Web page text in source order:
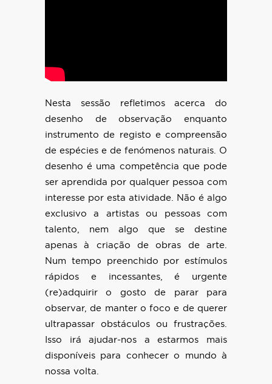
Nesta sessão refletimos acerca do
desenho de observação enquanto
instrumento de registo e compreensão
de espécies e de fenómenos naturais. O
desenho é uma competência que pode
ser aprendida por qualquer pessoa com
interesse por esta atividade. Não é algo
exclusivo a artistas ou pessoas com
talento, nem algo que se destine
apenas à criação de obras de arte.
Num tempo preenchido por estímulos
rápidos e incessantes, é urgente
(re)adquirir o gosto de parar para
observar, de manter o foco e de querer
ultrapassar obstáculos ou frustrações.
Isso irá ajudar-nos a estarmos mais
disponíveis para conhecer o mundo à
nossa volta.